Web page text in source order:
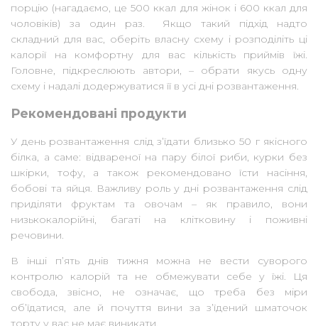
порцію (нагадаємо, це 500 ккал для жінок і 600 ккал для
чоловіків) за один раз. Якщо такий підхід надто
складний для вас, оберіть власну схему і розподіліть ці
калорії на комфортну для вас кількість приймів їжі.
Головне, підкреслюють автори, – обрати якусь одну
схему і надалі додержуватися її в усі дні розвантаження.
Рекомендовані продукти
У день розвантаження слід з’їдати близько 50 г якісного
білка, а саме: відвареної на пару білої риби, курки без
шкірки, тофу, а також рекомендовано їсти насіння,
бобові та яйця. Важливу роль у дні розвантаження слід
приділяти фруктам та овочам – як правило, вони
низькокалорійні, багаті на клітковину і поживні
речовини.
В інші п’ять днів тижня можна не вести суворого
контролю калорій та не обмежувати себе у їжі. Ця
свобода, звісно, не означає, що треба без міри
об’їдатися, але й почуття вини за з’їдений шматочок
торту у вас не має виникати.